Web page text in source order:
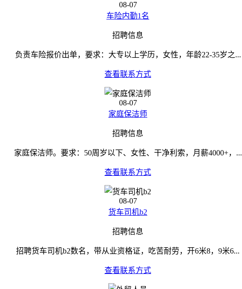
08-07
车险内勤1名
招聘信息
负责车险报价出单，要求：大专以上学历，女性，年龄22-35岁之...
查看联系方式
08-07
家庭保洁师
招聘信息
家庭保洁师。要求：50周岁以下、女性、干净利索，月薪4000+，...
查看联系方式
08-07
货车司机b2
招聘信息
招聘货车司机b2数名，带从业资格证，吃苦耐劳，开6米8，9米6...
查看联系方式